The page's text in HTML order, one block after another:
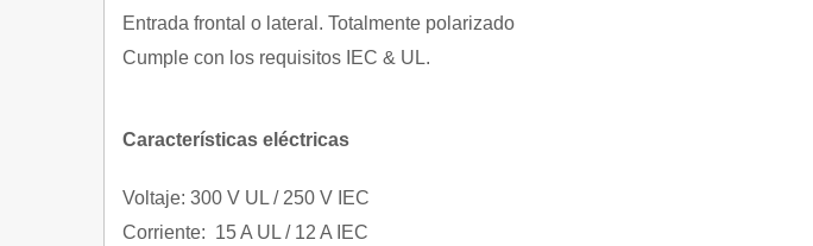
Entrada frontal o lateral. Totalmente polarizado
Cumple con los requisitos IEC & UL.
Características eléctricas
Voltaje: 300 V UL / 250 V IEC
Corriente: 15 A UL / 12 A IEC